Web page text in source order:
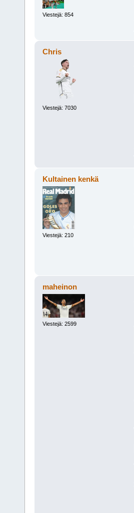
Viestejä: 854
Chris
Viestejä: 7030
Kultainen kenkä
Viestejä: 210
maheinon
Viestejä: 2599